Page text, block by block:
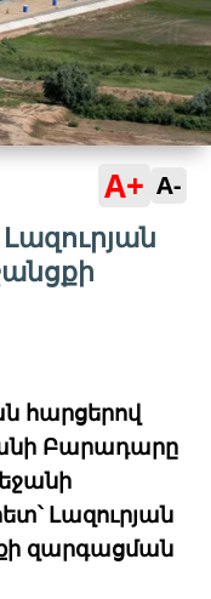
A+ A-
հարցերով
Բարադարը
Լազուրյան
զարգացման